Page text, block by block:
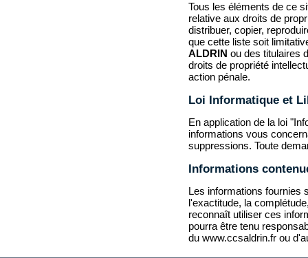
Tous les éléments de ce
relative aux droits de
distribuer, copier,
que cette liste soit
ALDRIN ou des titulaires
droits de propriété
action pénale.
Loi Informatique et
En application de la loi
informations vous
suppressions. Toute
Informations
Les informations fournies
l'exactitude, la
reconnaît utiliser ces
pourra être tenu
du www.ccsaldrin.fr ou